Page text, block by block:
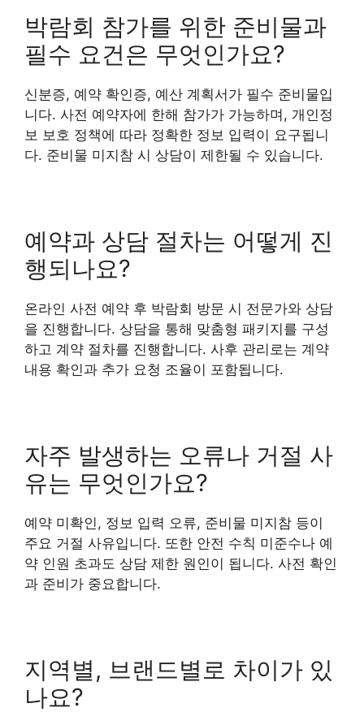
박람회 참가를 위한 준비물과
필수 요건은 무엇인가요?
신분증, 예약 확인증, 예산 계획서가 필수 준비물입
니다. 사전 예약자에 한해 참가가 가능하며, 개인정
보 보호 정책에 따라 정확한 정보 입력이 요구됩니
다. 준비물 미지참 시 상담이 제한될 수 있습니다.
예약과 상담 절차는 어떻게 진
행되나요?
온라인 사전 예약 후 박람회 방문 시 전문가와 상담
을 진행합니다. 상담을 통해 맞춤형 패키지를 구성
하고 계약 절차를 진행합니다. 사후 관리로는 계약
내용 확인과 추가 요청 조율이 포함됩니다.
자주 발생하는 오류나 거절 사
유는 무엇인가요?
예약 미확인, 정보 입력 오류, 준비물 미지참 등이
주요 거절 사유입니다. 또한 안전 수칙 미준수나 예
약 인원 초과도 상담 제한 원인이 됩니다. 사전 확인
과 준비가 중요합니다.
지역별, 브랜드별로 차이가 있
나요?